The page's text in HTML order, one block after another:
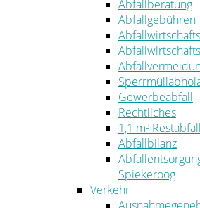
Abfallberatung
Abfallgebühren
Gewerbeabfall
Rechtliches
1,1 m³
Abfallbilanz
Spiekeroog
Verkehr